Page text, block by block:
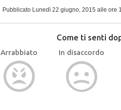
Pubblicato Lunedì 22 giugno, 2015 alle ore
Come ti senti
Arrabbiato In disaccordo